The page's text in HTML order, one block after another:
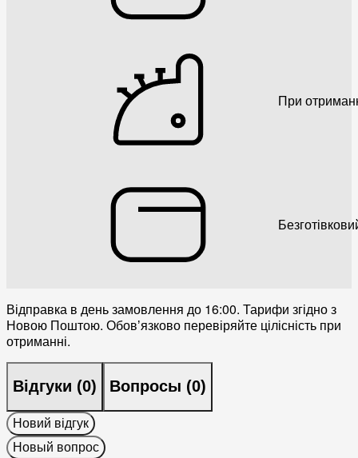
При
Відправка в день замовлення до 16:00. Тарифи згідно з
Новою Поштою. Обовʼязково перевіряйте цілісність при
отриманні.
Відгуки (0) Вопросы (0)
Новий відгук
Новый вопрос